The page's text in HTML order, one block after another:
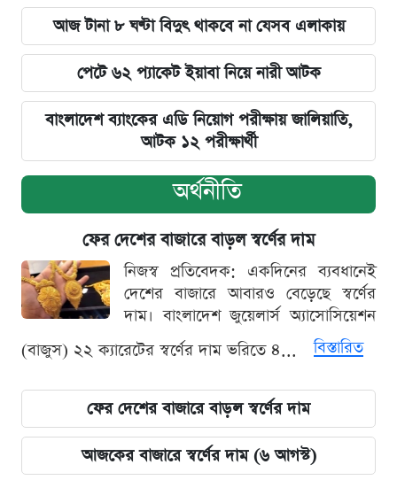
আজ টানা ৮ ঘণ্টা বিদুৎ থাকবে না যেসব এলাকায়
পেটে ৬২ প্যাকেট ইয়াবা নিয়ে নারী আটক
বাংলাদেশ ব্যাংকের এডি নিয়োগ পরীক্ষায় জালিয়াতি,
আটক ১২ পরীক্ষার্থী
অর্থনীতি
ফের দেশের বাজারে বাড়ল স্বর্ণের দাম
নিজস্ব প্রতিবেদক: একদিনের ব্যবধানেই
দেশের বাজারে আবারও বেড়েছে স্বর্ণের
দাম। বাংলাদেশ জুয়েলার্স অ্যাসোসিয়েশন
(বাজুস) ২২ ক্যারেটের স্বর্ণের দাম ভরিতে ৪...
বিস্তারিত
ফের দেশের বাজারে বাড়ল স্বর্ণের দাম
আজকের বাজারে স্বর্ণের দাম (৬ আগস্ট)